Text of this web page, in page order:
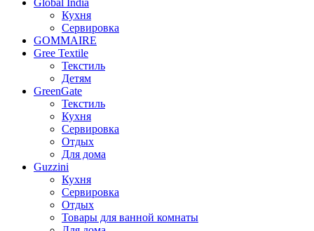
Global India
Кухня
Сервировка
GOMMAIRE
Gree Textile
Текстиль
Детям
GreenGate
Текстиль
Кухня
Сервировка
Отдых
Для дома
Guzzini
Кухня
Сервировка
Отдых
Товары для ванной комнаты